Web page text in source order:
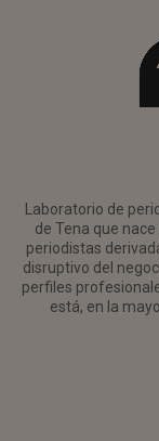
Laboratorio de
de Tena que
periodistas
disruptivo del
perfiles
está, en la